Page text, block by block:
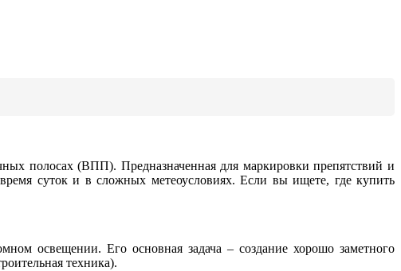
полосах (ВПП). Предназначенная для маркировки препятствий и
суток и в сложных метеоусловиях. Если вы ищете, где купить
освещении. Его основная задача – создание хорошо заметного
техника).